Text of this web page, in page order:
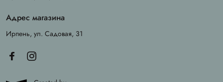
Адрес магазина
Ирпень, ул. Садовая, 31